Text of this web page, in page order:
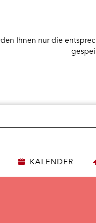
Ihnen nur die
KALENDER